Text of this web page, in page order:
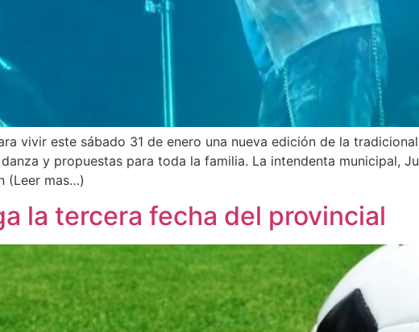
vivir este sábado 31 de enero una nueva edición de la
y propuestas para toda la familia. La intendenta municipal,
(Leer mas…)
la tercera fecha del provincial